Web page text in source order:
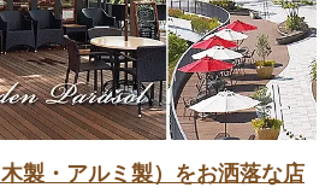
製・アルミ製）をお洒落な店